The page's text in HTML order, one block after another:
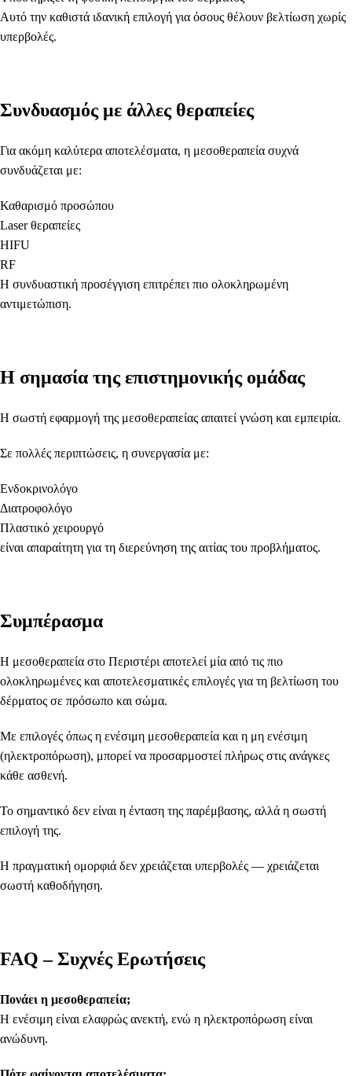
Αυτό την καθιστά ιδανική επιλογή για όσους θέλουν βελτίωση χωρίς
υπερβολές.
Συνδυασμός με άλλες θεραπείες
Για ακόμη καλύτερα αποτελέσματα, η μεσοθεραπεία συχνά
συνδυάζεται με:
Καθαρισμό προσώπου
Laser θεραπείες
HIFU
RF
Η συνδυαστική προσέγγιση επιτρέπει πιο ολοκληρωμένη
αντιμετώπιση.
Η σημασία της επιστημονικής ομάδας
Η σωστή εφαρμογή της μεσοθεραπείας απαιτεί γνώση και εμπειρία.
Σε πολλές περιπτώσεις, η συνεργασία με:
Ενδοκρινολόγο
Διατροφολόγο
Πλαστικό χειρουργό
είναι απαραίτητη για τη διερεύνηση της αιτίας του προβλήματος.
Συμπέρασμα
Η μεσοθεραπεία στο Περιστέρι αποτελεί μία από τις πιο
ολοκληρωμένες και αποτελεσματικές επιλογές για τη βελτίωση του
δέρματος σε πρόσωπο και σώμα.
Με επιλογές όπως η ενέσιμη μεσοθεραπεία και η μη ενέσιμη
(ηλεκτροπόρωση), μπορεί να προσαρμοστεί πλήρως στις ανάγκες
κάθε ασθενή.
Το σημαντικό δεν είναι η ένταση της παρέμβασης, αλλά η σωστή
επιλογή της.
Η πραγματική ομορφιά δεν χρειάζεται υπερβολές — χρειάζεται
σωστή καθοδήγηση.
FAQ – Συχνές Ερωτήσεις
Πονάει η μεσοθεραπεία;
Η ενέσιμη είναι ελαφρώς ανεκτή, ενώ η ηλεκτροπόρωση είναι
ανώδυνη.